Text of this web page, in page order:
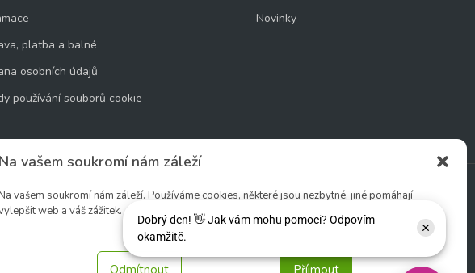
Na vašem soukromí nám záleží
Na vašem soukromí nám záleží. Používáme cookies, některé jsou nezbytné, jiné pomáhají
web a váš zážitek.
Příjmout
Odmítnout
platba a balné
osobních údajů
používání souborů cookie
Novinky
Sledujte nás: